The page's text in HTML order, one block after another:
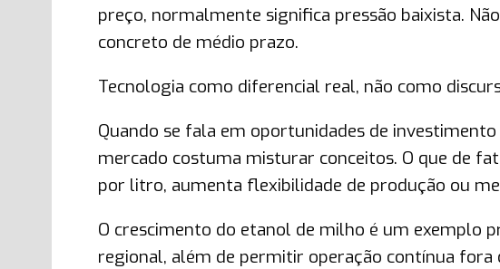
preço, normalmente significa pressão baixista.
concreto de médio prazo.
Tecnologia como diferencial real, não como
Quando se fala em oportunidades de
mercado costuma misturar conceitos. O que de
por litro, aumenta flexibilidade de produção ou
O crescimento do etanol de milho é um exemplo
regional, além de permitir operação contínua fora